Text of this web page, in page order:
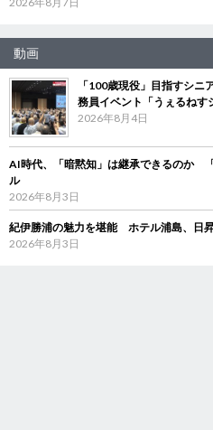
動画
「100歳現役」目指すシ
務員イベント「うぇるねす
2026年8月4日
AI時代、「暗黙知」は継承できるのか
ル
2026年8月3日
紀伊勝浦の魅力を堪能 ホテル浦島、日
2026年8月3日